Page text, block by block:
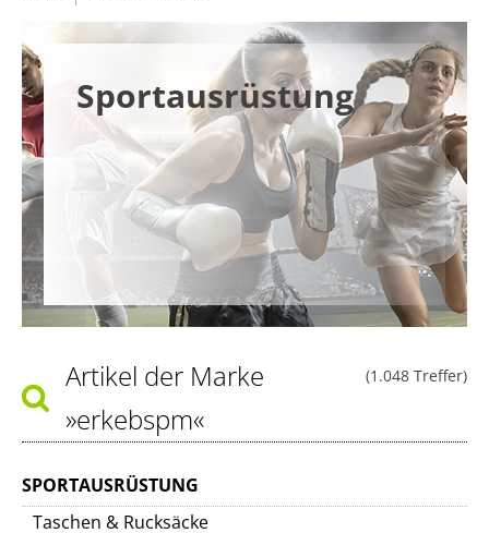
Sportausrüstung
(1.048 Treffer)
Artikel der Marke
»erkebspm«
SPORTAUSRÜSTUNG
Taschen & Rucksäcke